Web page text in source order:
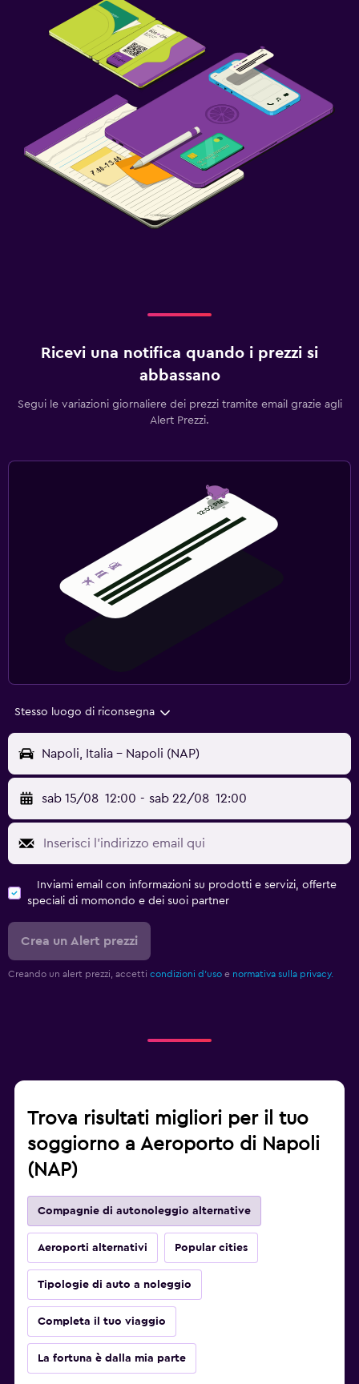
Ricevi una notifica quando i prezzi si
abbassano
Segui le variazioni giornaliere dei prezzi tramite email grazie agli
Alert Prezzi.
Stesso luogo di riconsegna
Napoli, Italia - Napoli (NAP)
sab 15/08 12:00 - sab 22/08 12:00
Inviami email con informazioni su prodotti e servizi, offerte
speciali di momondo e dei suoi partner
Crea un Alert prezzi
Creando un alert prezzi, accetti condizioni d'uso e normativa sulla privacy.
Trova risultati migliori per il tuo
soggiorno a Aeroporto di Napoli
(NAP)
Compagnie di autonoleggio alternative
Aeroporti alternativi Popular cities
Tipologie di auto a noleggio
Completa il tuo viaggio
La fortuna è dalla mia parte